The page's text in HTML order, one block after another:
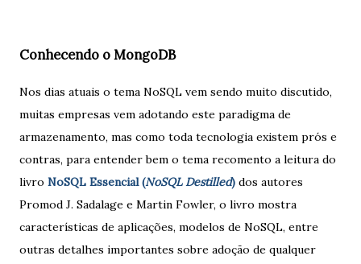
Conhecendo o MongoDB
Nos dias atuais o tema NoSQL vem sendo muito discutido,
muitas empresas vem adotando este paradigma de
armazenamento, mas como toda tecnologia existem prós e
contras, para entender bem o tema recomento a leitura do
livro NoSQL Essencial (NoSQL Destilled) dos autores
Promod J. Sadalage e Martin Fowler, o livro mostra
características de aplicações, modelos de NoSQL, entre
outras detalhes importantes sobre adoção de qualquer